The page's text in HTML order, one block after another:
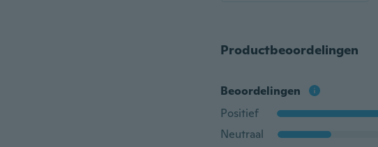
Productbeoordelingen
Beoordelingen
Positief
Neutraal